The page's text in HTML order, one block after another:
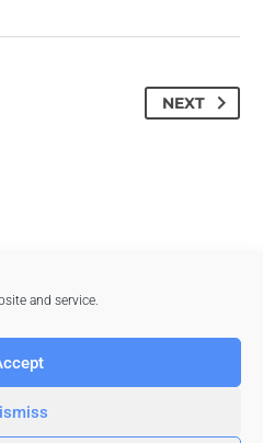
and service.
NEXT
GTC